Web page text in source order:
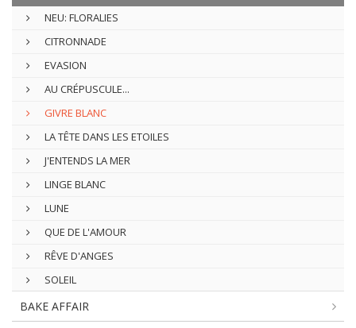
NEU: FLORALIES
CITRONNADE
EVASION
AU CRÉPUSCULE...
GIVRE BLANC
LA TÊTE DANS LES ETOILES
J'ENTENDS LA MER
LINGE BLANC
LUNE
QUE DE L'AMOUR
RÊVE D'ANGES
SOLEIL
BAKE AFFAIR